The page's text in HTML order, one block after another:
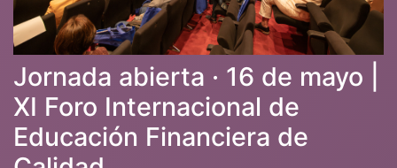
Jornada abierta · 16 de mayo |
XI Foro Internacional de
Educación Financiera de